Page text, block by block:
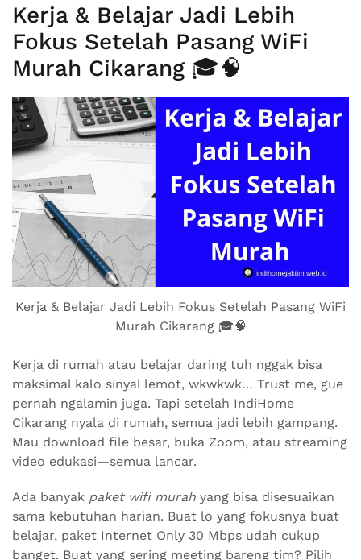
Kerja & Belajar Jadi Lebih
Fokus Setelah Pasang WiFi
Murah Cikarang 🎓🧠
Kerja & Belajar Jadi Lebih Fokus Setelah Pasang WiFi
Murah Cikarang 🎓🧠
Kerja di rumah atau belajar daring tuh nggak bisa
maksimal kalo sinyal lemot, wkwkwk… Trust me, gue
pernah ngalamin juga. Tapi setelah IndiHome
Cikarang nyala di rumah, semua jadi lebih gampang.
Mau download file besar, buka Zoom, atau streaming
video edukasi—semua lancar.
Ada banyak paket wifi murah yang bisa disesuaikan
sama kebutuhan harian. Buat lo yang fokusnya buat
belajar, paket Internet Only 30 Mbps udah cukup
banget. Buat yang sering meeting bareng tim? Pilih